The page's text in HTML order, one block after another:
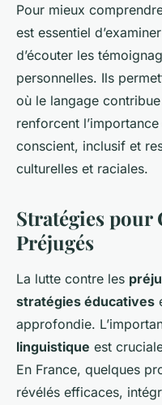
Pour mieux
est essentiel
d’écouter les
personnelles. Ils
où le langage
renforcent
conscient, inclusif et
culturelles et raciales.
Stratégies pour
Préjugés
La lutte contre les
stratégies éducatives
approfondie.
linguistique est
En France, quelques
révélés efficaces,